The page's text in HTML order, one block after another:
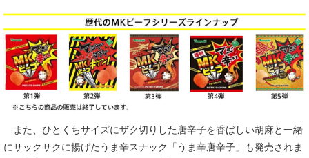
また、ひとくちサイズにザク切りした唐辛子を香ばしい胡麻と一緒
にサックサクに揚げたうま辛スナック「うま辛唐辛子」も発売されま